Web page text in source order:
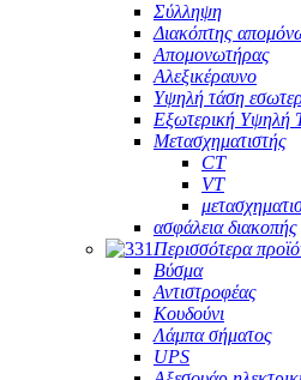
Σύλληψη
Διακόπτης
Απομονωτήρας
Αλεξικέραυνο
Υψηλή τάση
Εξωτερική Υψηλή
Μετασχηματιστής
CT
VT
ασφάλεια διακοπής
Περισσότερα
Βύσμα
Αντιστροφέας
Κουδούνι
Λάμπα σήματος
UPS